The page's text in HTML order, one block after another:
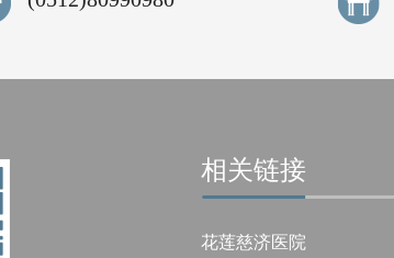
相关链接
花莲慈济医院